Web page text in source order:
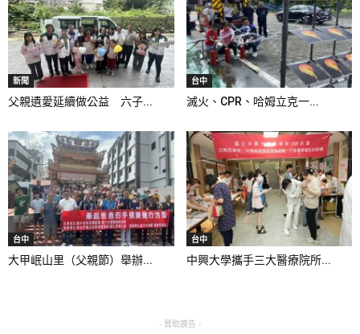
新聞
父親遺愛延續做公益 六子...
台中
滅火、CPR、哈姆立克一...
台中
大甲岷山里（父親節）舉辦...
台中
中興大學攜手三大醫療院所...
- 贊助廣告 -